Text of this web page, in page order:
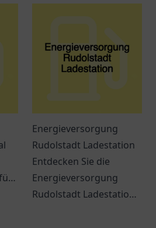
komfortable Anlaufstelle
Elektroautos.
Energieversorgung
Rudolstadt Ladestation
Entdecken Sie die
Energieversorgung
Rudolstadt Ladestation: